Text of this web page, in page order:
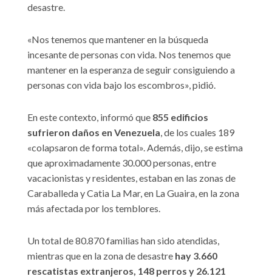
desastre.
«Nos tenemos que mantener en la búsqueda
incesante de personas con vida. Nos tenemos que
mantener en la esperanza de seguir consiguiendo a
personas con vida bajo los escombros», pidió.
En este contexto, informó que 855 edificios
sufrieron daños en Venezuela , de los cuales 189
«colapsaron de forma total». Además, dijo, se estima
que aproximadamente 30.000 personas, entre
vacacionistas y residentes, estaban en las zonas de
Caraballeda y Catia La Mar, en La Guaira, en la zona
más afectada por los temblores.
Un total de 80.870 familias han sido atendidas,
mientras que en la zona de desastre hay 3.660
rescatistas extranjeros, 148 perros y 26.121